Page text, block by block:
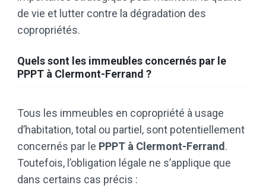
de vie et lutter contre la dégradation des
copropriétés.
Quels sont les immeubles concernés par le
PPPT à Clermont-Ferrand ?
Tous les immeubles en copropriété à usage
d’habitation, total ou partiel, sont potentiellement
concernés par le PPPT à Clermont-Ferrand .
Toutefois, l’obligation légale ne s’applique que
dans certains cas précis :